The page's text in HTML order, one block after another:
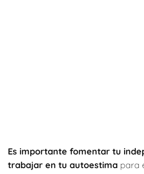
Es importante fomentar tu
trabajar en tu autoestima para